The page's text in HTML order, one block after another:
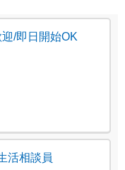
/即日開始OK
活相談員